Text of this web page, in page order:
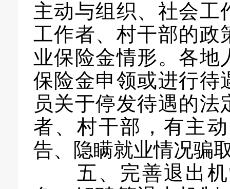
主动与组织、社会工
工作者、村干部的政
业保险金情形。各地
保险金申领或进行待
员关于停发待遇的
者、村干部，有主
告、隐瞒就业情况骗
五、完善退出机